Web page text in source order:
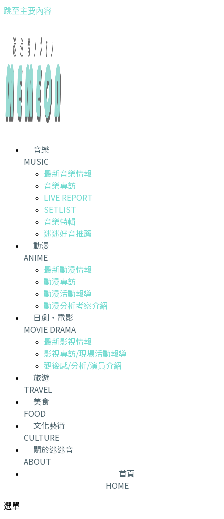
跳至主要內容
音樂
MUSIC
最新音樂情報
音樂專訪
LIVE REPORT
SETLIST
音樂特輯
迷迷好音推薦
動漫
ANIME
最新動漫情報
動漫專訪
動漫活動報導
動漫分析考察介紹
日劇・電影
MOVIE DRAMA
最新影視情報
影視專訪/現場活動報導
觀後感/分析/演員介紹
旅遊
TRAVEL
美食
FOOD
文化藝術
CULTURE
關於迷迷音
ABOUT
首頁
HOME
選單